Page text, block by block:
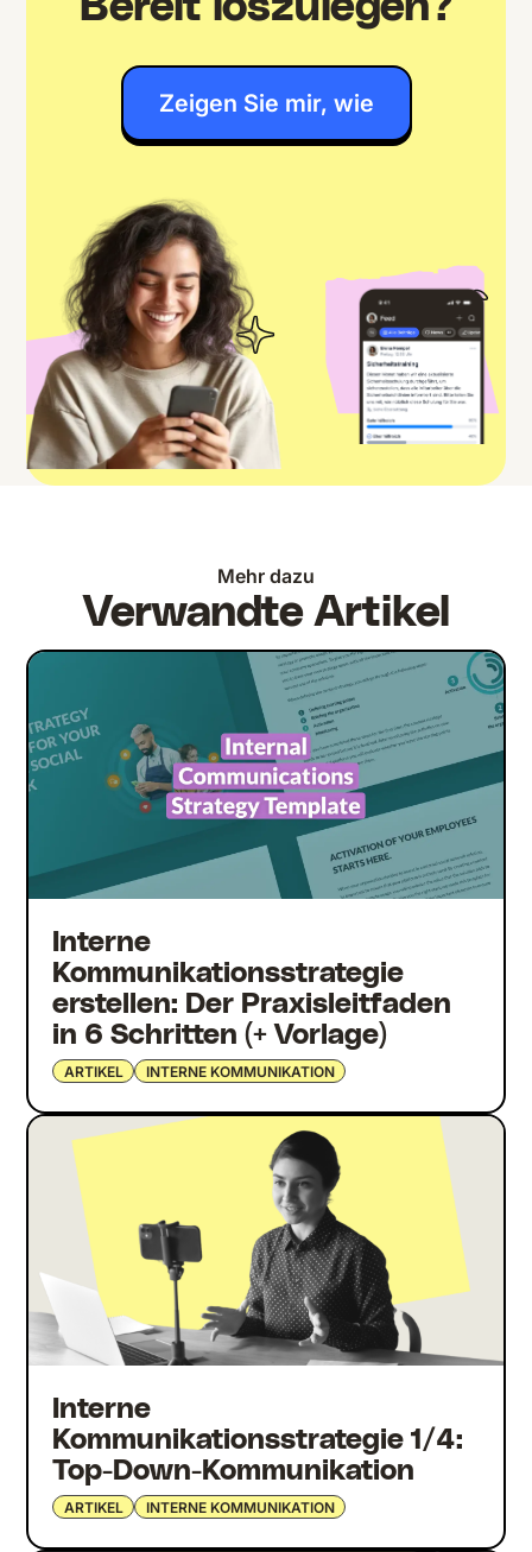
Zeigen Sie mir, wie
Mehr dazu
Verwandte Artikel
Interne
Kommunikationsstrategie
erstellen: Der Praxisleitfaden
in 6 Schritten (+ Vorlage)
ARTIKEL INTERNE KOMMUNIKATION
Interne
Kommunikationsstrategie 1/4:
Top-Down-Kommunikation
ARTIKEL INTERNE KOMMUNIKATION